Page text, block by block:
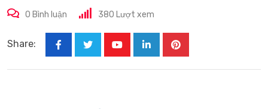
0 Bình luận 380 Lượt xem
Share:
LinkedInPinterest